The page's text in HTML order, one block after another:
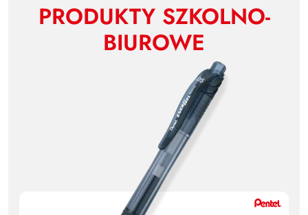
PRODUKTY SZKOLNO-
BIUROWE